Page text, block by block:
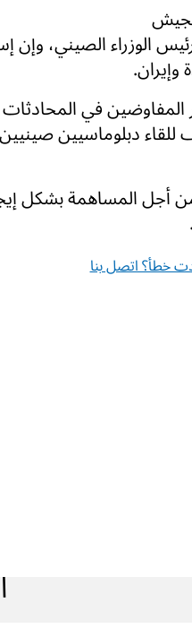
الوزراء الصيني،
في المحادثات
دبلوماسيين
أجل المساهمة بشكل
خطأ؟ اتصل بنا